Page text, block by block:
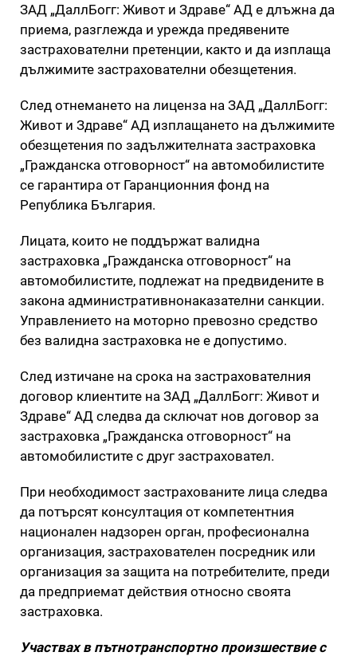
ЗАД „ДаллБогг: Живот и Здраве“ АД е длъжна да
приема, разглежда и урежда предявените
застрахователни претенции, както и да изплаща
дължимите застрахователни обезщетения.
След отнемането на лиценза на ЗАД „ДаллБогг:
Живот и Здраве“ АД изплащането на дължимите
обезщетения по задължителната застраховка
„Гражданска отговорност“ на автомобилистите
се гарантира от Гаранционния фонд на
Република България.
Лицата, които не поддържат валидна
застраховка „Гражданска отговорност“ на
автомобилистите, подлежат на предвидените в
закона административнонаказателни санкции.
Управлението на моторно превозно средство
без валидна застраховка не е допустимо.
След изтичане на срока на застрахователния
договор клиентите на ЗАД „ДаллБогг: Живот и
Здраве“ АД следва да сключат нов договор за
застраховка „Гражданска отговорност“ на
автомобилистите с друг застраховател.
При необходимост застрахованите лица следва
да потърсят консултация от компетентния
национален надзорен орган, професионална
организация, застрахователен посредник или
организация за защита на потребителите, преди
да предприемат действия относно своята
застраховка.
Участвах в пътнотранспортно произшествие с